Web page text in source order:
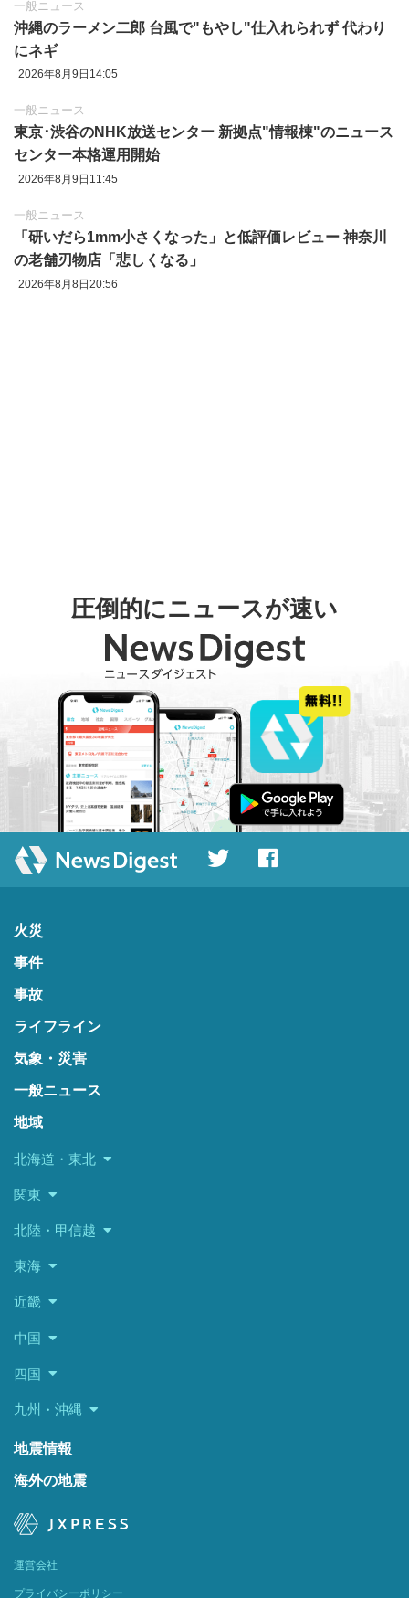
一般ニュース
沖縄のラーメン二郎 台風で"もやし"仕入れられず 代わり
にネギ
2026年8月9日14:05
一般ニュース
東京‪･‬渋谷のNHK放送センター 新拠点"情報棟"のニュース
センター本格運用開始
2026年8月9日11:45
一般ニュース
「研いだら1mm小さくなった」と低評価レビュー 神奈川
の老舗刃物店「悲しくなる」
2026年8月8日20:56
圧倒的にニュースが速い
火災
事件
事故
ライフライン
気象・災害
一般ニュース
地域
北海道・東北
関東
北陸・甲信越
東海
近畿
中国
四国
九州・沖縄
地震情報
海外の地震
運営会社
プライバシーポリシー